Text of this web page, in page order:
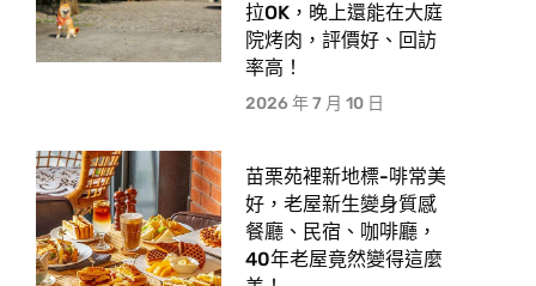
拉OK，晚上還能在大庭
院烤肉，評價好、回訪
率高！
2026 年 7 月 10 日
苗栗苑裡新地標-啡常美
好，老屋新生變身質感
餐廳、民宿、咖啡廳，
40年老屋竟然變得這麼